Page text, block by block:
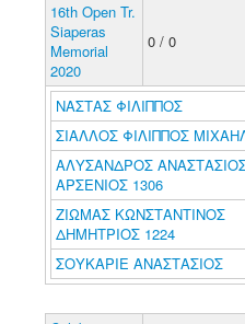
16th Open Tr.
Siaperas
Memorial
2020
0 / 0
ΝΑΣΤΑΣ ΦΙΛΙΠΠΟΣ
ΣΙΑΛΛΟΣ ΦΙΛΙΠΠΟΣ
ΑΛΥΣΑΝΔΡΟΣ
ΑΡΣΕΝΙΟΣ 1306
ΖΙΩΜΑΣ ΚΩΝΣΤΑΝΤΙΝΟΣ
ΔΗΜΗΤΡΙΟΣ 1224
ΣΟΥΚΑΡΙΕ ΑΝΑΣΤΑΣΙΟΣ